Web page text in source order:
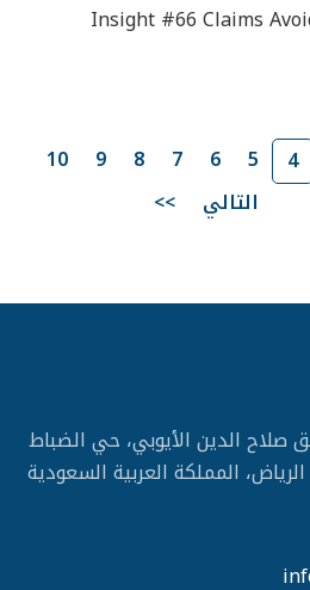
Insight #66 Claims
4
5
6
7
8
9
10
التالي
>>